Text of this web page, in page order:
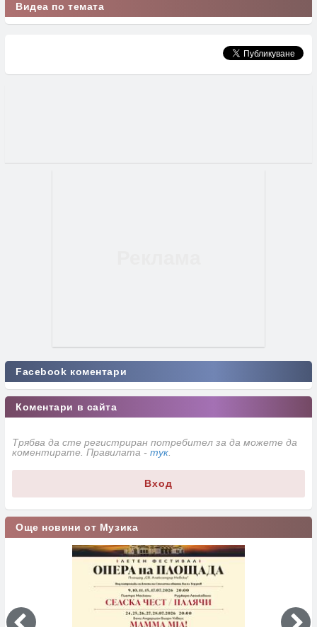
Видеа по темата
Facebook коментари
Коментари в сайта
Трябва да сте регистриран потребител за да можете да
коментирате. Правилата - тук.
Вход
Още новини от Музика